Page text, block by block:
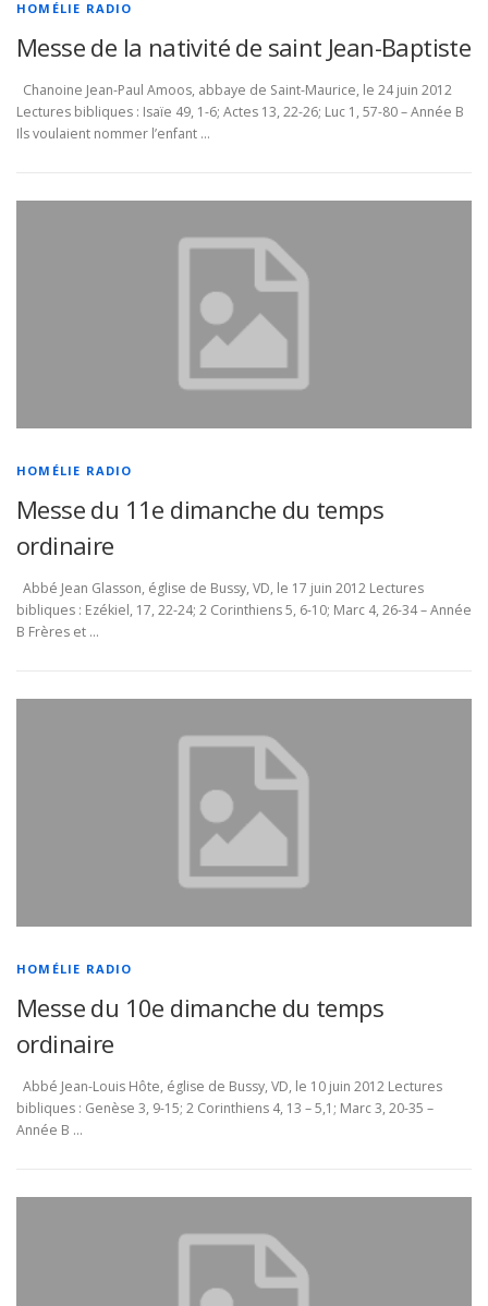
HOMÉLIE RADIO
Messe de la nativité de saint Jean-Baptiste
Chanoine Jean-Paul Amoos, abbaye de Saint-Maurice, le 24 juin 2012
Lectures bibliques : Isaïe 49, 1-6; Actes 13, 22-26; Luc 1, 57-80 – Année B
Ils voulaient nommer l’enfant …
HOMÉLIE RADIO
Messe du 11e dimanche du temps
ordinaire
Abbé Jean Glasson, église de Bussy, VD, le 17 juin 2012 Lectures
bibliques : Ezékiel, 17, 22-24; 2 Corinthiens 5, 6-10; Marc 4, 26-34 – Année
B Frères et …
HOMÉLIE RADIO
Messe du 10e dimanche du temps
ordinaire
Abbé Jean-Louis Hôte, église de Bussy, VD, le 10 juin 2012 Lectures
bibliques : Genèse 3, 9-15; 2 Corinthiens 4, 13 – 5,1; Marc 3, 20-35 –
Année B …